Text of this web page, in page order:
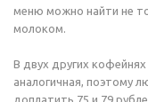
меню можно найти не
молоком.
В двух других
аналогичная, поэтому
доплатить 75 и 79